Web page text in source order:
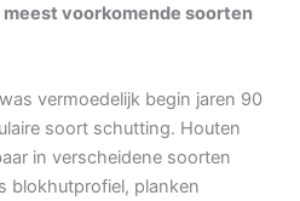
meest voorkomende soorten
vermoedelijk begin jaren 90
soort schutting. Houten
in verscheidene soorten
blokhutprofiel, planken